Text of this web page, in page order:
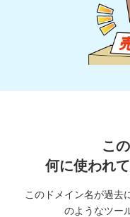
こ
何に使われ
このドメイン名が過去
のようなツー